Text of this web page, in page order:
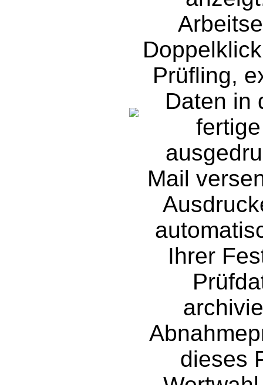
Prüfling,
Daten in
Mail
Ihrer
dieses